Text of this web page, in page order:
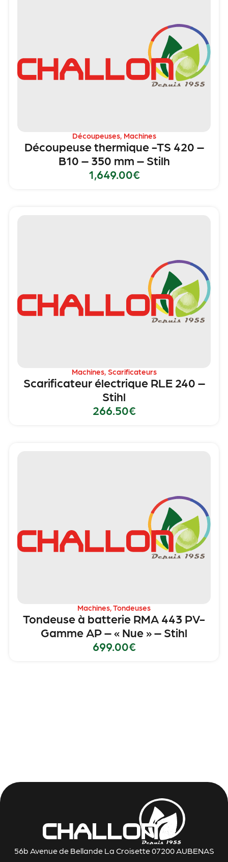
Découpeuses, Machines
Découpeuse thermique -TS 420 –
B10 – 350 mm – Stilh
1,649.00€
Machines, Scarificateurs
Scarificateur électrique RLE 240 –
Stihl
266.50€
Machines,Tondeuses
Tondeuse à batterie RMA 443 PV-
Gamme AP – « Nue » – Stihl
699.00€
56b Avenue de Bellande La Croisette 07200 AUBENAS